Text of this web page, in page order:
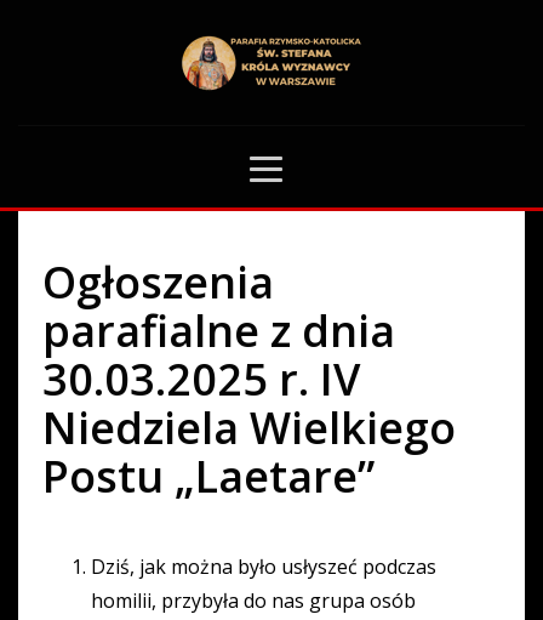
OGŁOSZENIA PARAFIALNE
OGŁOSZENIA PARAFIALNE Z DNIA 30.03.2025 R. IV NIEDZIELA WIELKIEGO
Ogłoszenia
parafialne z dnia
30.03.2025 r. IV
Niedziela Wielkiego
Postu „Laetare”
Dziś, jak można było usłyszeć podczas
homilii, przybyła do nas grupa osób